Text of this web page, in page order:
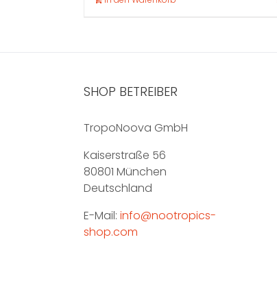
SHOP BETREIBER
TropoNoova GmbH
Kaiserstraße 56
80801 München
Deutschland
E-Mail: info@nootropics-
shop.com